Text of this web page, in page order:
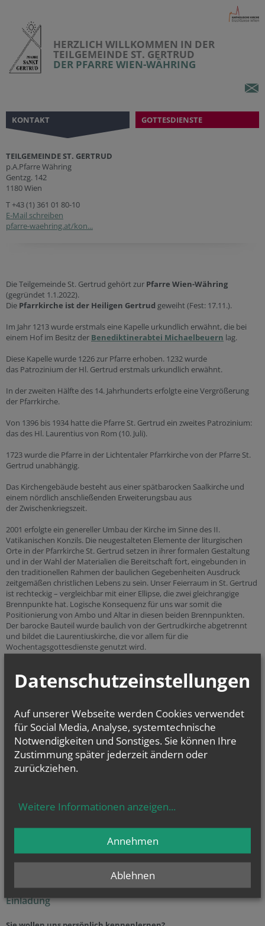
HERZLICH WILLKOMMEN IN DER
TEILGEMEINDE ST. GERTRUD
DER PFARRE WIEN-WÄHRING
KONTAKT GOTTESDIENSTE
TEILGEMEINDE ST. GERTRUD
p.A.Pfarre Währing
Gentzg. 142
1180 Wien
T+43 (1) 361 01 80-10
E-Mail schreiben
pfarre-waehring.at/kon...
Die Teilgemeinde St. Gertrud gehört zur Pfarre Wien-Währing
(gegründet 1.1.2022).
Die Pfarrkirche ist der Heiligen Gertrud geweiht (Fest: 17.11.).
Im Jahr 1213 wurde erstmals eine Kapelle urkundlich erwähnt, die bei
einem Hof im Besitz der Benediktinerabtei Michaelbeuern lag.
Diese Kapelle wurde 1226 zur Pfarre erhoben. 1232 wurde
das Patrozinium der Hl. Gertrud erstmals urkundlich erwähnt.
In der zweiten Hälfte des 14. Jahrhunderts erfolgte eine Vergrößerung
der Pfarrkirche.
Von 1396 bis 1934 hatte die Pfarre St. Gertrud ein zweites Patrozinium:
das des Hl. Laurentius von Rom (10. Juli).
1723 wurde die Pfarre in der Lichtentaler Pfarrkirche von der Pfarre St.
Gertrud unabhängig.
Das Kirchengebäude besteht aus einer spätbarocken Saalkirche und
einem nördlich anschließenden Erweiterungsbau aus
der Zwischenkriegszeit.
2001 erfolgte ein genereller Umbau der Kirche im Sinne des II.
Vatikanischen Konzils. Die neugestalteten Elemente der liturgischen
Orte in der Pfarrkirche St. Gertrud setzen in ihrer formalen Gestaltung
und in der Wahl der Materialien die Bereitschaft fort, eingebunden in
den traditionellen Rahmen der baulichen Gegebenheiten Ausdruck
zeitgemäßen christlichen Lebens zu sein. Unser Feierraum in St. Gertrud
ist rechteckig – vergleichbar mit einer Ellipse, die zwei gleichrangige
Brennpunkte hat. Logische Konsequenz für uns war somit die
Positionierung von Ambo und Altar in diesen beiden Brennpunkten.
Der barocke Bauteil wurde baulich von der Gertrudkirche abgetrennt
und bildet die Laurentiuskirche, die vor allem für die
Wochentagsgottesdienste genutzt wird.
Caritas"und die "Kapelle Hl. Johannes de la Salle
Stadtdekanat 18.
Sie haben Fragen zu
… Taufe (weitere
… Hochzeit(weitereInfos...)und
oder allgemeine Fragen? Dann kontaktieren Sie uns unter der
Telefonnummer+43 13610180
Einladung
Datenschutzeinstellungen
Auf unserer Webseite werden Cookies verwendet
für Social Media, Analyse, systemtechnische
Notwendigkeiten und Sonstiges. Sie können Ihre
Zustimmung später jederzeit ändern oder
zurückziehen.
Weitere Informationen anzeigen...
Ablehnen
Annehmen